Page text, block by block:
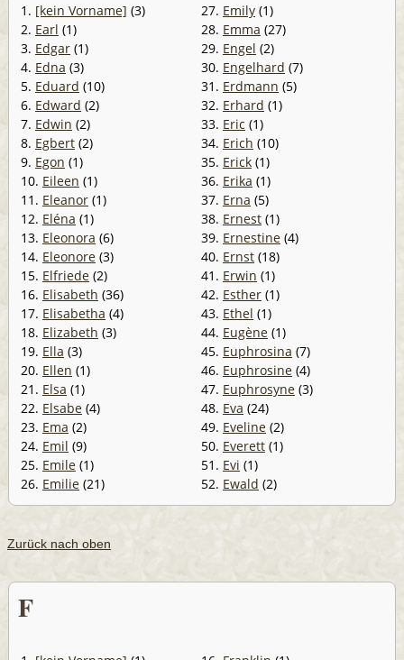
1. [kein Vorname] (3)
2. Earl (1)
3. Edgar (1)
4. Edna (3)
5. Eduard (10)
6. Edward (2)
7. Edwin (2)
8. Egbert (2)
9. Egon (1)
10. Eileen (1)
11. Eleanor (1)
12. Eléna (1)
13. Eleonora (6)
14. Eleonore (3)
15. Elfriede (2)
16. Elisabeth (36)
17. Elisabetha (4)
18. Elizabeth (3)
19. Ella (3)
20. Ellen (1)
21. Elsa (1)
22. Elsabe (4)
23. Ema (2)
24. Emil (9)
25. Emile (1)
26. Emilie (21)
27. Emily (1)
28. Emma (27)
29. Engel (2)
30. Engelhard (7)
31. Erdmann (5)
32. Erhard (1)
33. Eric (1)
34. Erich (10)
35. Erick (1)
36. Erika (1)
37. Erna (5)
38. Ernest (1)
39. Ernestine (4)
40. Ernst (18)
41. Erwin (1)
42. Esther (1)
43. Ethel (1)
44. Eugène (1)
45. Euphrosina (7)
46. Euphrosine (4)
47. Euphrosyne (3)
48. Eva (24)
49. Eveline (2)
50. Everett (1)
51. Evi (1)
52. Ewald (2)
Zurück nach oben
F